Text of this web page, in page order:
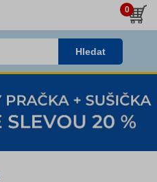
0
Hledat